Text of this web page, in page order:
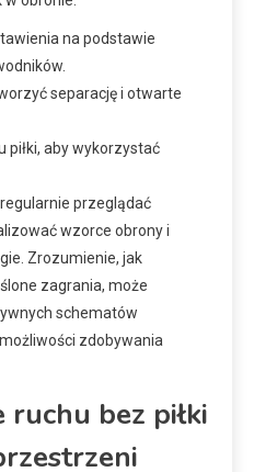
na podstawie
separację i otwarte
piłki, aby wykorzystać
przeglądać
wzorce obrony i
Zrozumienie, jak
zagrania, może
schematów
zdobywania
bez piłki